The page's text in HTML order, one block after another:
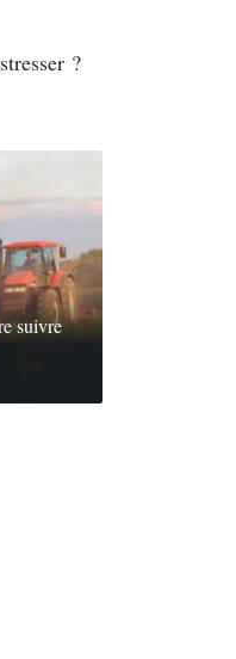
?
suivre